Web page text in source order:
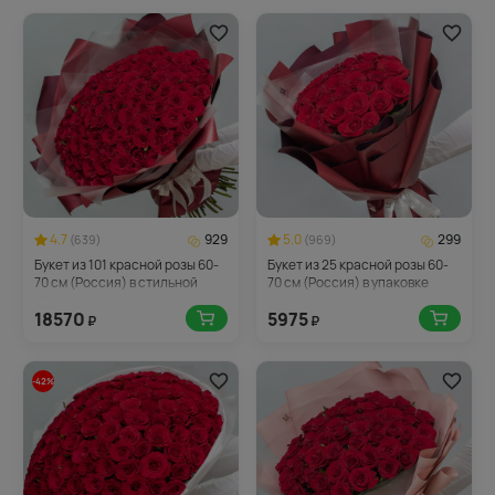
4.7 (639)
929
Букет из 101 красной розы 60-
70 см (Россия) в стильной
18570 ₽
5.0 (969)
299
Букет из 25 красной розы 60-
70 см (Россия) в упаковке
5975₽
-42%